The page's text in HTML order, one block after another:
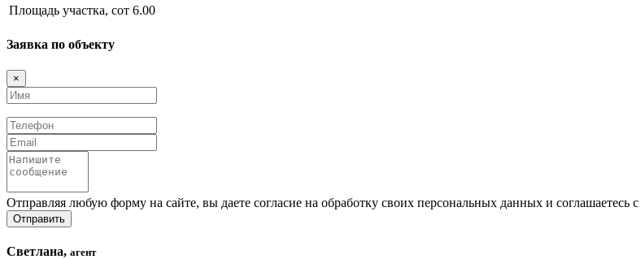
Площадь участка, сот 6.00
Заявка по объекту
×
Имя
Телефон
Email
Сообщение
Отправляя любую форму на сайте, вы даете согласие на обработку своих персональных данных и соглашаетесь с
Отправить
Светлана, агент